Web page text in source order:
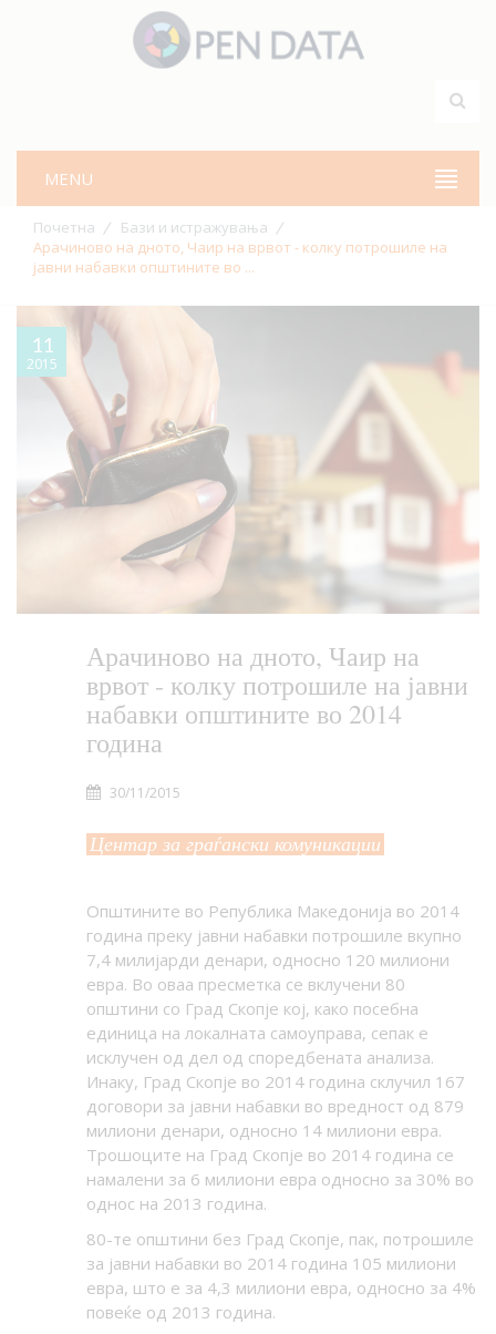
MENU
Почетна
Бази и истражувања
Арачиново на дното, Чаир на врвот - колку потрошиле на
јавни набавки општините во ...
11
2015
Арачиново на дното, Чаир на
врвот - колку потрошиле на јавни
набавки општините во 2014
година
30/11/2015
Центар за граѓански комуникации
Општините во Република Македонија во 2014
година преку јавни набавки потрошиле вкупно
7,4 милијарди денари, односно 120 милиони
евра. Во оваа пресметка се вклучени 80
општини со Град Скопје кој, како посебна
единица на локалната самоуправа, сепак е
исклучен од дел од споредбената анализа.
Инаку, Град Скопје во 2014 година склучил 167
договори за јавни набавки во вредност од 879
милиони денари, односно 14 милиони евра.
Трошоците на Град Скопје во 2014 година се
намалени за 6 милиони евра односно за 30% во
однос на 2013 година.
80-те општини без Град Скопје, пак, потрошиле
за јавни набавки во 2014 година 105 милиони
евра, што е за 4,3 милиони евра, односно за 4%
повеќе од 2013 година.